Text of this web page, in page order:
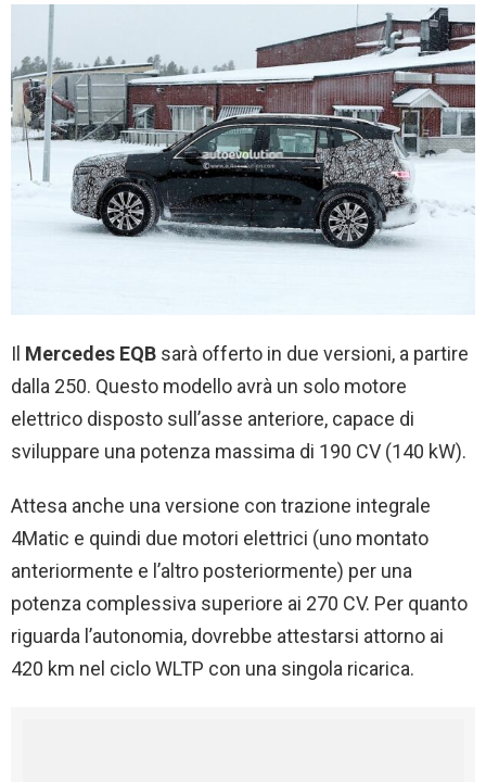
Il Mercedes EQB sarà offerto in due versioni, a partire
dalla 250. Questo modello avrà un solo motore
elettrico disposto sull’asse anteriore, capace di
sviluppare una potenza massima di 190 CV (140 kW).
Attesa anche una versione con trazione integrale
4Matic e quindi due motori elettrici (uno montato
anteriormente e l’altro posteriormente) per una
potenza complessiva superiore ai 270 CV. Per quanto
riguarda l’autonomia, dovrebbe attestarsi attorno ai
420 km nel ciclo WLTP con una singola ricarica.